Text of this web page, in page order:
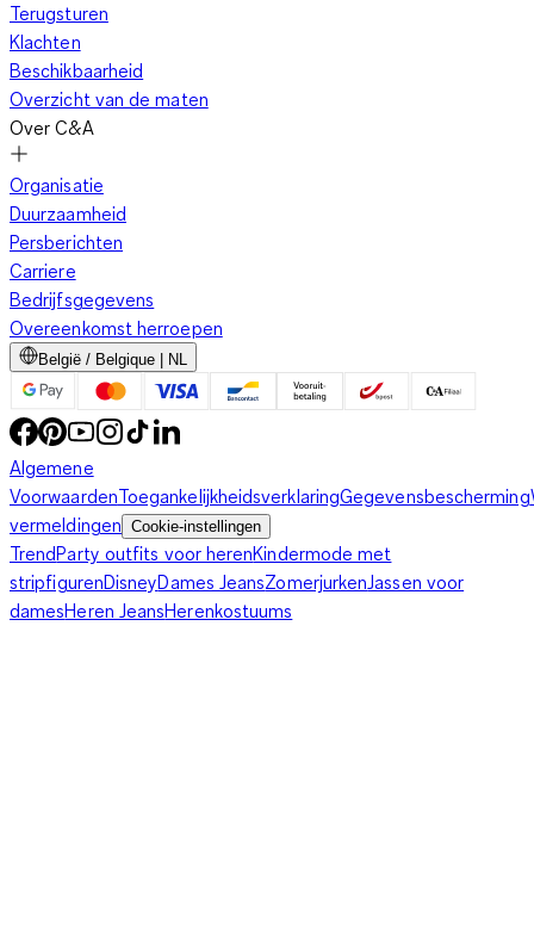
Terugsturen
Klachten
Beschikbaarheid
Overzicht van de maten
Over C&A
Organisatie
Duurzaamheid
Persberichten
Carriere
Bedrijfsgegevens
Overeenkomst herroepen
België / Belgique | NL
Algemene
VoorwaardenToegankelijkheidsverklaringGegevensbescherming
vermeldingen Cookie-instellingen
TrendParty outfits voor herenKindermode met
stripfigurenDisneyDames JeansZomerjurkenJassen voor
damesHeren JeansHerenkostuums